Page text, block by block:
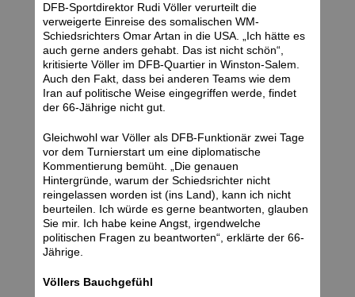
DFB-Sportdirektor Rudi Völler verurteilt die
verweigerte Einreise des somalischen WM-
Schiedsrichters Omar Artan in die USA. „Ich hätte es
auch gerne anders gehabt. Das ist nicht schön“,
kritisierte Völler im DFB-Quartier in Winston-Salem.
Auch den Fakt, dass bei anderen Teams wie dem
Iran auf politische Weise eingegriffen werde, findet
der 66-Jährige nicht gut.
Gleichwohl war Völler als DFB-Funktionär zwei Tage
vor dem Turnierstart um eine diplomatische
Kommentierung bemüht. „Die genauen
Hintergründe, warum der Schiedsrichter nicht
reingelassen worden ist (ins Land), kann ich nicht
beurteilen. Ich würde es gerne beantworten, glauben
Sie mir. Ich habe keine Angst, irgendwelche
politischen Fragen zu beantworten“, erklärte der 66-
Jährige.
Völlers Bauchgefühl